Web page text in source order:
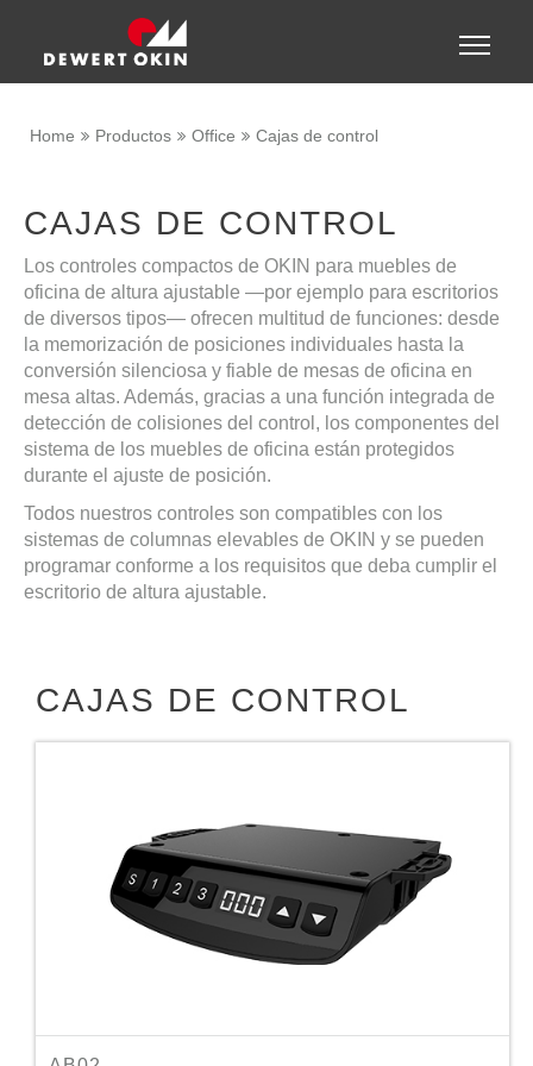
Toggle
Home Productos Office Cajas de control
CAJAS DE CONTROL
Los controles compactos de OKIN para muebles de
oficina de altura ajustable —por ejemplo para escritorios
de diversos tipos— ofrecen multitud de funciones: desde
la memorización de posiciones individuales hasta la
conversión silenciosa y fiable de mesas de oficina en
mesa altas. Además, gracias a una función integrada de
detección de colisiones del control, los componentes del
sistema de los muebles de oficina están protegidos
durante el ajuste de posición.
Todos nuestros controles son compatibles con los
sistemas de columnas elevables de OKIN y se pueden
programar conforme a los requisitos que deba cumplir el
escritorio de altura ajustable.
CAJAS DE CONTROL